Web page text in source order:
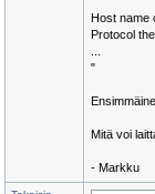
Host name
Protocol
"
Mitä voi
- Markku